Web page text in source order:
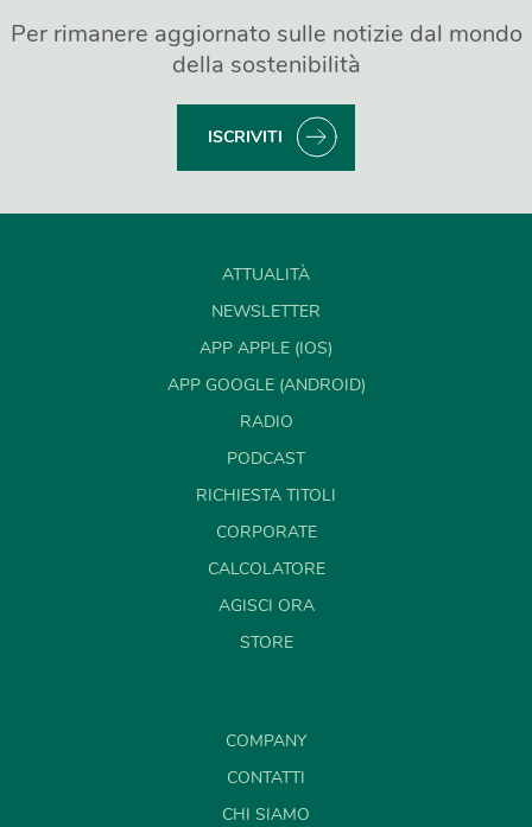
Per rimanere aggiornato sulle notizie dal mondo
della sostenibilità
ISCRIVITI
ATTUALITÀ
NEWSLETTER
APP APPLE (IOS)
APP GOOGLE (ANDROID)
RADIO
PODCAST
RICHIESTA TITOLI
CORPORATE
CALCOLATORE
AGISCI ORA
STORE
COMPANY
CONTATTI
CHI SIAMO